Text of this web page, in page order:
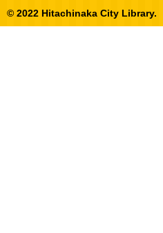
© 2022 Hitachinaka City Library.